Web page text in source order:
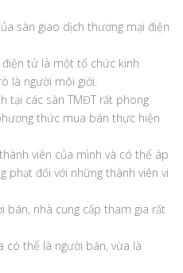
sàn giao dịch thương mại điện
tử là một tổ chức kinh
là người môi giới.
tại các sàn TMĐT rất phong
thức mua bán thực hiện
viên của mình và có thể áp
phạt đối với những thành viên vi
bán, nhà cung cấp tham gia rất
có thể là người bán, vừa là